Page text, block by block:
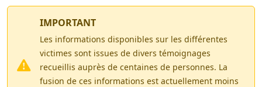
IMPORTANT
Les informations disponibles sur les différentes
victimes sont issues de divers témoignages
recueillis auprès de centaines de personnes. La
fusion de ces informations est actuellement moins